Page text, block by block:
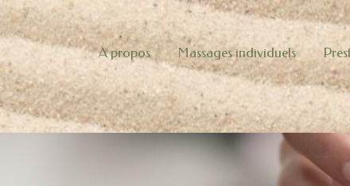
A propos Massages individuels